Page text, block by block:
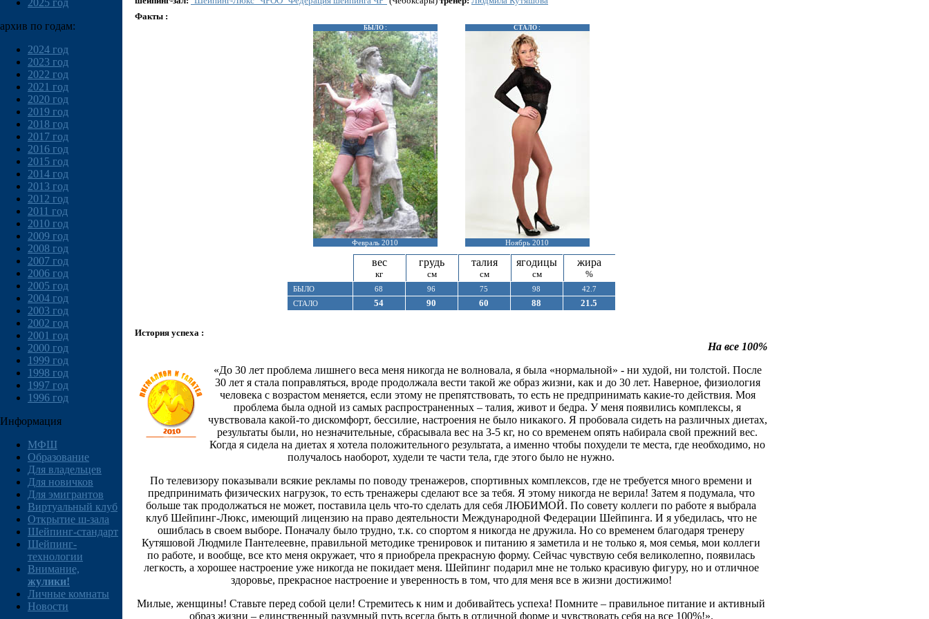
2025 год
архив по годам:
2024 год
2023 год
2022 год
2021 год
2020 год
2019 год
2018 год
2017 год
2016 год
2015 год
2014 год
2013 год
2012 год
2011 год
2010 год
2009 год
2008 год
2007 год
2006 год
2005 год
2004 год
2003 год
2002 год
2001 год
2000 год
1999 год
1998 год
1997 год
1996 год
Информация
МФШ
Образование
Для владельцев
Для новичков
Для эмигрантов
Виртуальный клуб
Открытие ш-зала
Шейпинг-стандарт
Шейпинг-
технологии
Внимание,
жулики!
Личные комнаты
Новости
Факты :
БЫЛО :
Февраль 2010
СТАЛО :
Ноябрь 2010
вес
кг
грудь
см
талия
см
ягодицы
см
жира
%
БЫЛО 68 96 75 98
42.7
СТАЛО
54 90 60 88 21.5
История успеха :
На все 100%
«До 30 лет проблема лишнего веса меня никогда не волновала, я была «нормальной» - ни худой, ни толстой. После
30 лет я стала поправляться, вроде продолжала вести такой же образ жизни, как и до 30 лет. Наверное, физиология
человека с возрастом меняется, если этому не препятствовать, то есть не предпринимать какие-то действия. Моя
проблема была одной из самых распространенных – талия, живот и бедра. У меня появились комплексы, я
чувствовала какой-то дискомфорт, бессилие, настроения не было никакого. Я пробовала сидеть на различных диетах,
результаты были, но незначительные, сбрасывала вес на 3-5 кг, но со временем опять набирала свой прежний вес.
Когда я сидела на диетах я хотела положительного результата, а именно чтобы похудели те места, где необходимо, но
получалось наоборот, худели те части тела, где этого было не нужно.
По телевизору показывали всякие рекламы по поводу тренажеров, спортивных комплексов, где не требуется много времени и
предпринимать физических нагрузок, то есть тренажеры сделают все за тебя. Я этому никогда не верила! Затем я подумала, что
больше так продолжаться не может, поставила цель что-то сделать для себя ЛЮБИМОЙ. По совету коллеги по работе я выбрала
клуб Шейпинг-Люкс, имеющий лицензию на право деятельности Международной Федерации Шейпинга. И я убедилась, что не
ошиблась в своем выборе. Поначалу было трудно, т.к. со спортом я никогда не дружила. Но со временем благодаря тренеру
Кутяшовой Людмиле Пантелеевне, правильной методике тренировок и питанию я заметила и не только я, моя семья, мои коллеги
по работе, и вообще, все кто меня окружает, что я приобрела прекрасную форму. Сейчас чувствую себя великолепно, появилась
легкость, а хорошее настроение уже никогда не покидает меня. Шейпинг подарил мне не только красивую фигуру, но и отличное
здоровье, прекрасное настроение и уверенность в том, что для меня все в жизни достижимо!
Милые, женщины! Ставьте перед собой цели! Стремитесь к ним и добивайтесь успеха! Помните – правильное питание и активный
образ жизни – единственный разумный путь всегда быть в отличной форме и чувствовать себя на все 100%!».